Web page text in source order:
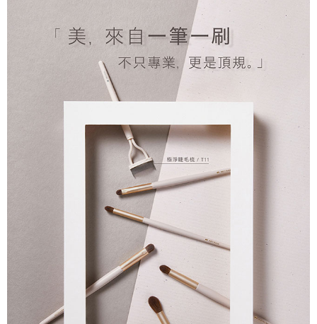
１．透過由恩沛科技股份有限公司提供之「AFTEE先享後付」服務完成之交
易，需依本服務之必要範圍內提供個人資料，並將交易相關給付款項請求債
權轉讓予恩沛科技股份有限公司。
２．關於個人資料處理事宜，請瀏覽以下網址：
https://aftee.tw/terms/#terms3
３．未成年的使用者請事先徵得法定代理人或監護人之同意方可使用
４．使用「AFTEE先享後付」時，將依據個別帳號之用戶狀況，依本公司即
時審查核予不同之上限額度；若仍有額度不足之情形，本公司將視審查結果
５．嚴禁一人註冊多個帳號或使用他人資訊註冊。若發現惡意使用之情形，
恩沛科技股份有限公司將有權停止該用戶之使用額度並採取法律行動。
每筆NT$90，滿NT$599(含以上)免運費